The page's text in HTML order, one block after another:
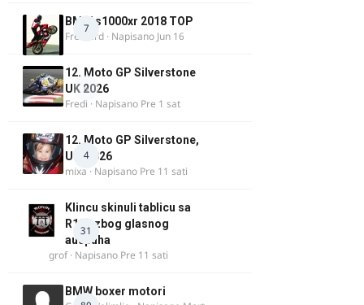
7
BMW s1000xr 2018 TOP
FreeBird · Napisano Jun 16
0
12. Moto GP Silverstone
UK 2026
Fredi · Napisano Pre 1 sat
4
12. Moto GP Silverstone,
UK, 2026
mixa · Napisano Pre 11 sati
31
Klincu skinuli tablicu sa
R125 zbog glasnog
auspuha
grof· Napisano Pre 11 sati
BMW boxer motori